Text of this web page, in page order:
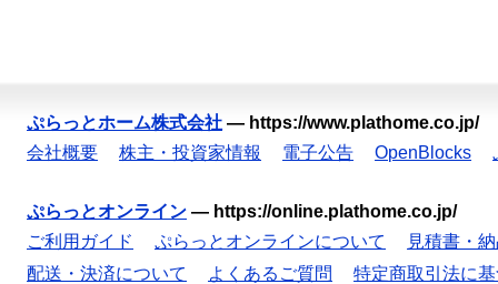
ぷらっとホーム株式会社 — https://www.plathome.co.jp/
会社概要
株主・投資家情報 電子公告 OpenBlocks
ぷらっとオンライン — https://online.plathome.co.jp/
ご利用ガイド
ぷらっとオンラインについて
見積書・
配送・決済について
よくあるご質問
特定商取引法に